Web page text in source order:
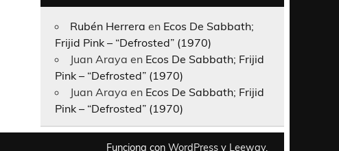
Rubén Herrera en Ecos De Sabbath;
Frijid Pink – “Defrosted” (1970)
Juan Araya en Ecos De Sabbath; Frijid
Pink – “Defrosted” (1970)
Juan Araya en Ecos De Sabbath; Frijid
Pink – “Defrosted” (1970)
Funciona con WordPress y Leeway.